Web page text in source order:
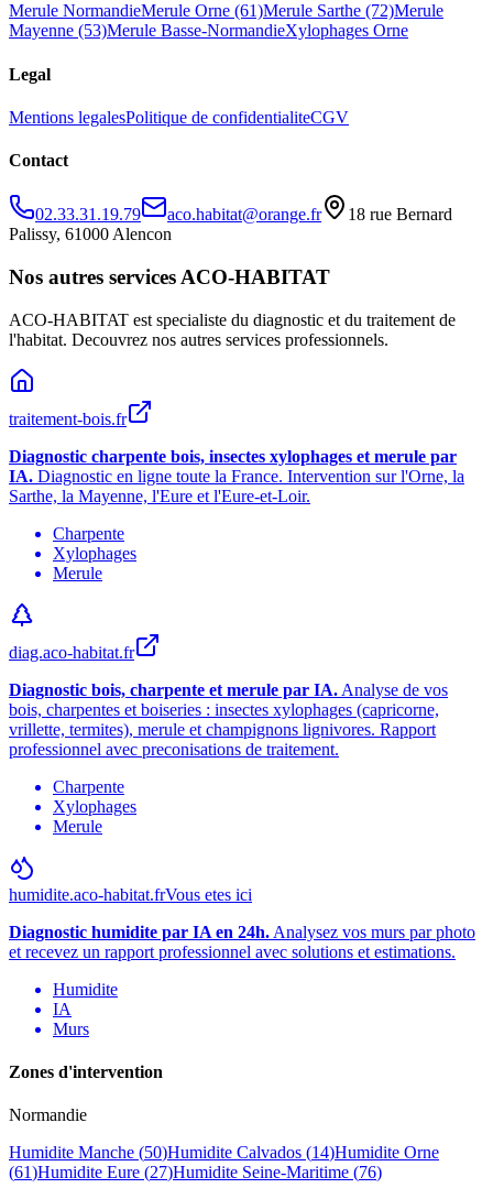
Merule NormandieMerule Orne (61)Merule Sarthe (72)Merule
Mayenne (53)Merule Basse-NormandieXylophages Orne
Legal
Mentions legalesPolitique de confidentialiteCGV
Contact
02.33.31.19.79 aco.habitat@orange.fr
18 rue Bernard
Palissy, 61000 Alencon
Nos autres services ACO-HABITAT
ACO-HABITAT est specialiste du diagnostic et du traitement de
l'habitat. Decouvrez nos autres services professionnels.
traitement-bois.fr
Diagnostic charpente bois, insectes xylophages et merule par
IA. Diagnostic en ligne toute la France. Intervention sur l'Orne, la
Sarthe, la Mayenne, l'Eure et l'Eure-et-Loir.
Charpente
Xylophages
Merule
diag.aco-habitat.fr
Diagnostic bois, charpente et merule par IA. Analyse de vos
bois, charpentes et boiseries : insectes xylophages (capricorne,
vrillette, termites), merule et champignons lignivores. Rapport
professionnel avec preconisations de traitement.
Charpente
Xylophages
Merule
humidite.aco-habitat.frVous etes ici
Diagnostic humidite par IA en 24h. Analysez vos murs par photo
et recevez un rapport professionnel avec solutions et estimations.
Humidite
IA
Murs
Zones d'intervention
Normandie
Humidite Manche (50)Humidite Calvados (14)Humidite Orne
(61)Humidite Eure (27)Humidite Seine-Maritime (76)